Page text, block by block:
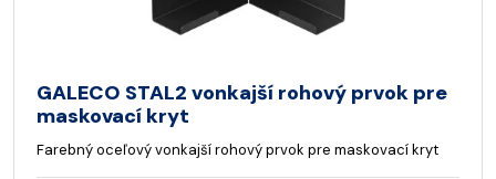
GALECO STAL2 vonkajší rohový prvok pre
maskovací kryt
Farebný oceľový vonkajší rohový prvok pre maskovací kryt